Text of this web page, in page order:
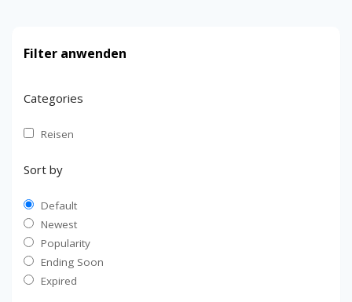
Filter anwenden
Categories
Reisen
Sort by
Default
Newest
Popularity
Ending Soon
Expired